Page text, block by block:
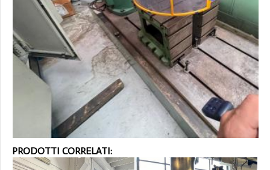
PRODOTTI CORRELATI: